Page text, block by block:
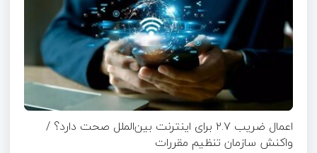
اعمال ضریب ۲.۷ برای اینترنت بین‌الملل صحت دارد؟ /
واکنش سازمان تنظیم مقررات